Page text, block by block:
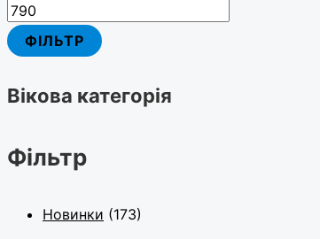
ФІЛЬТР
Вікова категорія
Фільтр
Новинки (173)